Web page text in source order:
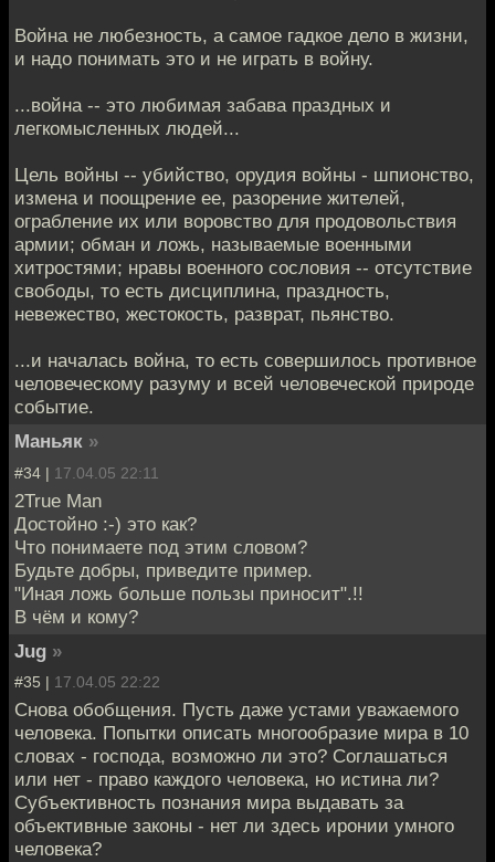
Война не любезность, а самое гадкое дело в жизни,
и надо понимать это и не играть в войну.
...война -- это любимая забава праздных и
легкомысленных людей...
Цель войны -- убийство, орудия войны - шпионство,
измена и поощрение ее, разорение жителей,
ограбление их или воровство для продовольствия
армии; обман и ложь, называемые военными
хитростями; нравы военного сословия -- отсутствие
свободы, то есть дисциплина, праздность,
невежество, жестокость, разврат, пьянство.
...и началась война, то есть совершилось противное
человеческому разуму и всей человеческой природе
событие.
Маньяк »
#34 | 17.04.05 22:11
2True Man
Достойно :-) это как?
Что понимаете под этим словом?
Будьте добры, приведите пример.
"Иная ложь больше пользы приносит".!!
В чём и кому?
Jug »
#35 | 17.04.05 22:22
Снова обобщения. Пусть даже устами уважаемого
человека. Попытки описать многообразие мира в 10
словах - господа, возможно ли это? Соглашаться
или нет - право каждого человека, но истина ли?
Субъективность познания мира выдавать за
объективные законы - нет ли здесь иронии умного
человека?